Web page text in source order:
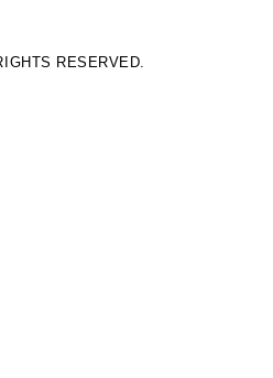
RESERVED.